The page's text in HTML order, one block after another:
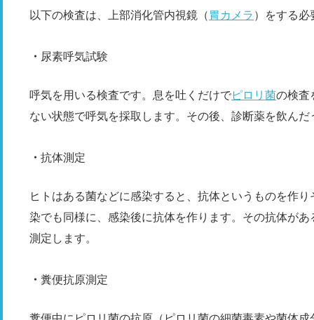
以下の検査は、上部消化管内視鏡（ 胃カメラ ）をする必
尿素呼気試験
呼気を用いる検査です。息を吐くだけでピロリ菌の検査
ない状態で呼気を採取します。その後、診断薬を飲ん
抗体測定
ヒトはある菌などに感染すると、抗体というものを作
染でも同様に、感染後に抗体を作ります。その抗体が
測定します。
糞便抗原測定